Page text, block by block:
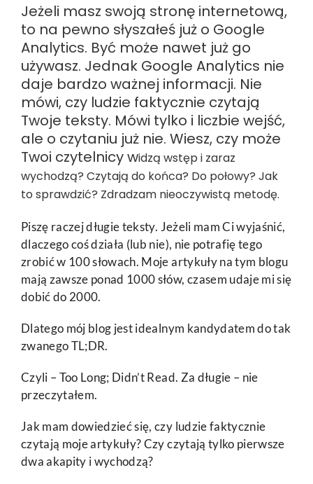
Jeżeli masz swoją stronę internetową,
to na pewno słyszałeś już o Google
Analytics. Być może nawet już go
używasz. Jednak Google Analytics nie
daje bardzo ważnej informacji. Nie
mówi, czy ludzie faktycznie czytają
Twoje teksty. Mówi tylko i liczbie wejść,
ale o czytaniu już nie. Wiesz, czy może
Twoi czytelnicy widzą wstęp i zaraz
wychodzą? Czytają do końca? Do połowy? Jak
to sprawdzić? Zdradzam nieoczywistą metodę.
Piszę raczej długie teksty. Jeżeli mam Ci wyjaśnić,
dlaczego coś działa (lub nie), nie potrafię tego
zrobić w 100 słowach. Moje artykuły na tym blogu
mają zawsze ponad 1000 słów, czasem udaje mi się
dobić do 2000.
Dlatego mój blog jest idealnym kandydatem do tak
zwanego TL;DR.
Czyli – Too Long; Didn’t Read. Za długie – nie
przeczytałem.
Jak mam dowiedzieć się, czy ludzie faktycznie
czytają moje artykuły? Czy czytają tylko pierwsze
dwa akapity i wychodzą?